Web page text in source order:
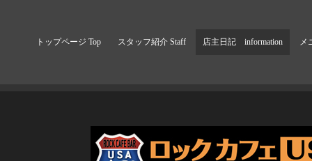
トップページ Top スタッフ紹介 Staff 店主日記 information メ